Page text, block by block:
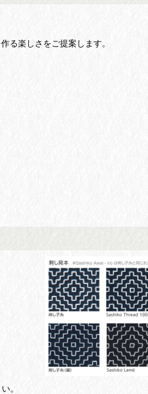
る楽しさをご提案します。
。